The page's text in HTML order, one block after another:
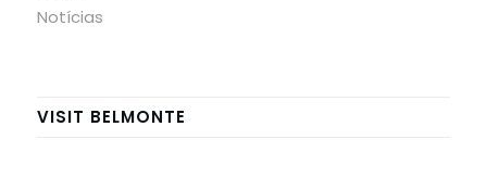
Notícias
VISIT BELMONTE